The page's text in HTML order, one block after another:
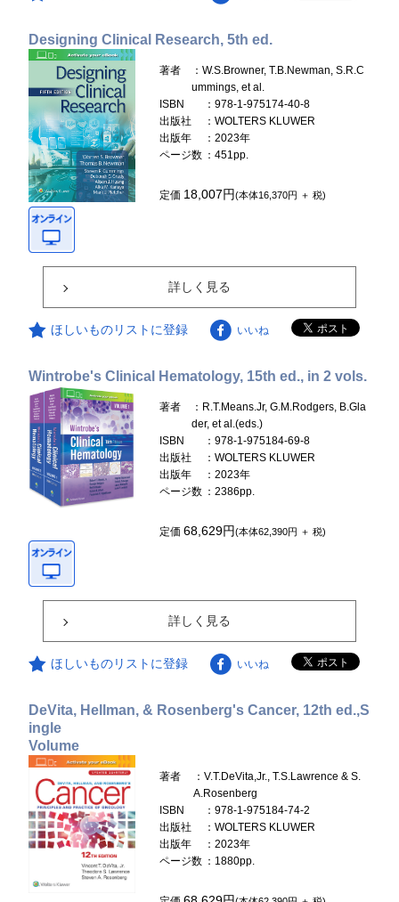
Designing Clinical Research, 5th ed.
著者
：W.S.Browner, T.B.Newman, S.R.C
ummings, et al.
ISBN
：978-1-975174-40-8
出版社
：WOLTERS KLUWER
出版年
：2023年
ページ数 ：451pp.
定価 18,007円(本体16,370円 ＋ 税)
詳しく見る
ほしいものリストに登録 いいね
Wintrobe's Clinical Hematology, 15th ed., in 2 vols.
著者
：R.T.Means.Jr, G.M.Rodgers, B.Gla
der, et al.(eds.)
ISBN
：978-1-975184-69-8
出版社
：WOLTERS KLUWER
出版年
：2023年
ページ数 ：2386pp.
定価68,629円(本体62,390円 ＋ 税)
詳しく見る
ほしいものリストに登録 いいね
DeVita, Hellman, & Rosenberg's Cancer, 12th ed.,S
ingle
Volume
著者
：V.T.DeVita,Jr., T.S.Lawrence & S.
A.Rosenberg
ISBN
：978-1-975184-74-2
出版社
：WOLTERS KLUWER
出版年
：2023年
ページ数 ：1880pp.